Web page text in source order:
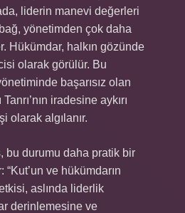
liderin manevi değerleri
yönetimden çok daha
Hükümdar, halkın gözünde
olarak görülür. Bu
başarısız olan
iradesine aykırı
olarak algılanır.
bu durumu daha pratik bir
ve hükümdarın
aslında liderlik
derinlemesine ve